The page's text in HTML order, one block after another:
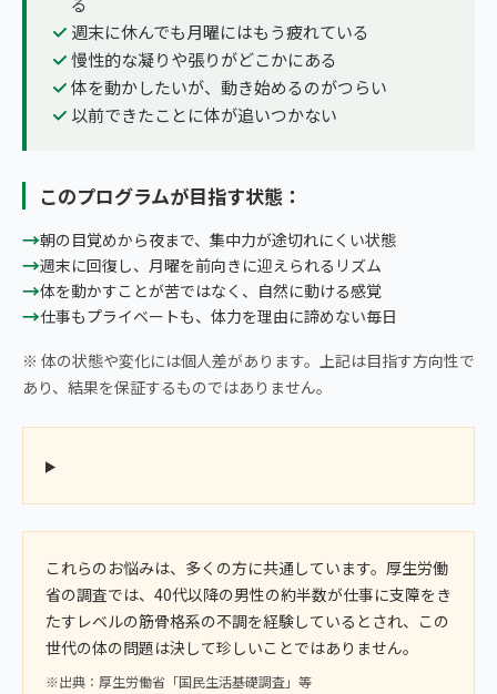
週末に休んでも月曜にはもう疲れている
慢性的な凝りや張りがどこかにある
体を動かしたいが、動き始めるのがつらい
以前できたことに体が追いつかない
このプログラムが目指す状態：
→朝の目覚めから夜まで、集中力が途切れにくい状態
→週末に回復し、月曜を前向きに迎えられるリズム
→体を動かすことが苦ではなく、自然に動ける感覚
→仕事もプライベートも、体力を理由に諦めない毎日
※ 体の状態や変化には個人差があります。上記は目指す方向性で
あり、結果を保証するものではありません。
これらのお悩みは、多くの方に共通しています。厚生労働
省の調査では、40代以降の男性の約半数が仕事に支障をき
たすレベルの筋骨格系の不調を経験しているとされ、この
世代の体の問題は決して珍しいことではありません。
※出典：厚生労働省「国民生活基礎調査」等